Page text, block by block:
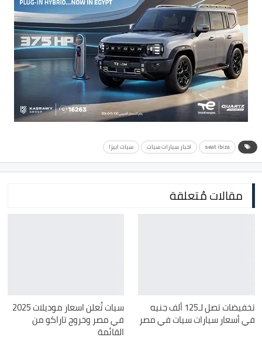
seat ibiza اخبار سيارات سيات سيات ابيزا
مقالات مُتعلقة
تخفيضات تصل لـ125 ألف جنيه
في أسعار سيارات سيات في مصر
سيات تُعلن اسعار موديلات 2025
في مصر وخروج تاراكو من
القائمة